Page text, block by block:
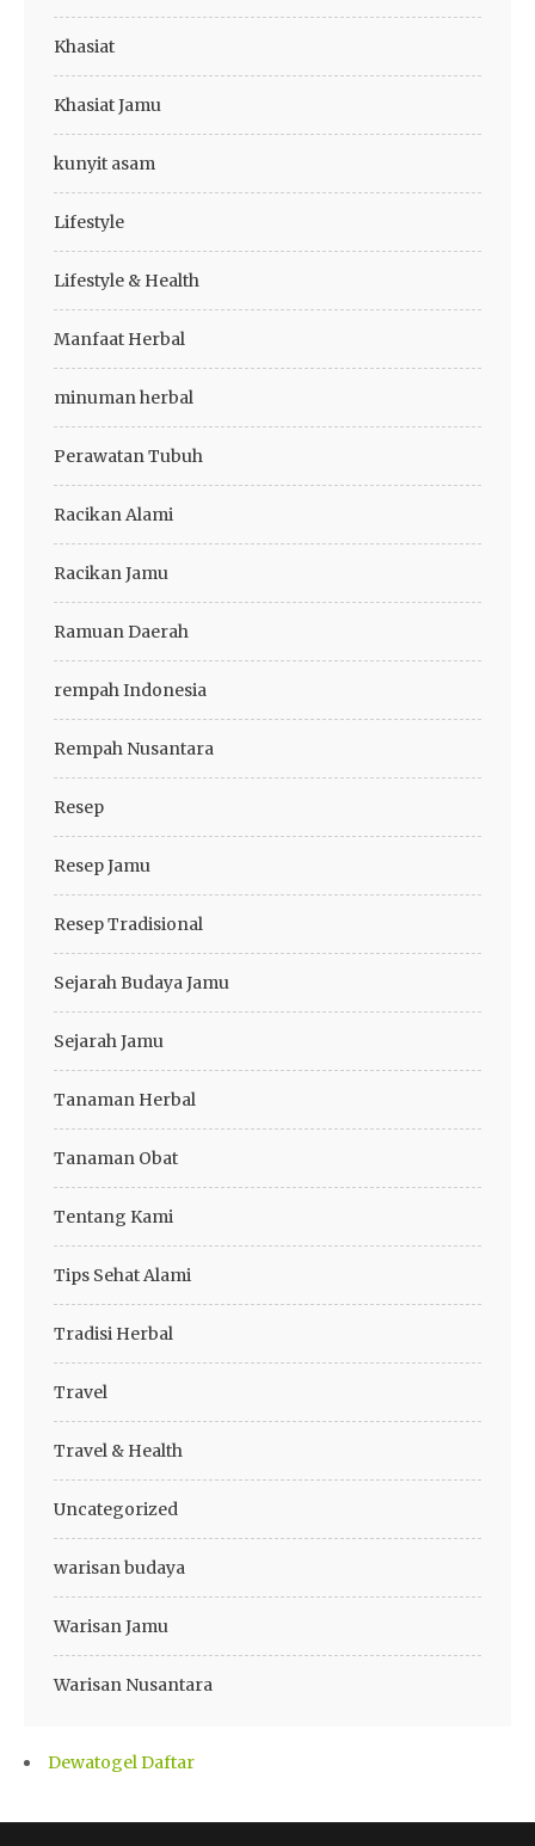
Khasiat
Khasiat Jamu
kunyit asam
Lifestyle
Lifestyle & Health
Manfaat Herbal
minuman herbal
Perawatan Tubuh
Racikan Alami
Racikan Jamu
Ramuan Daerah
rempah Indonesia
Rempah Nusantara
Resep
Resep Jamu
Resep Tradisional
Sejarah Budaya Jamu
Sejarah Jamu
Tanaman Herbal
Tanaman Obat
Tentang Kami
Tips Sehat Alami
Tradisi Herbal
Travel
Travel & Health
Uncategorized
warisan budaya
Warisan Jamu
Warisan Nusantara
Dewatogel Daftar